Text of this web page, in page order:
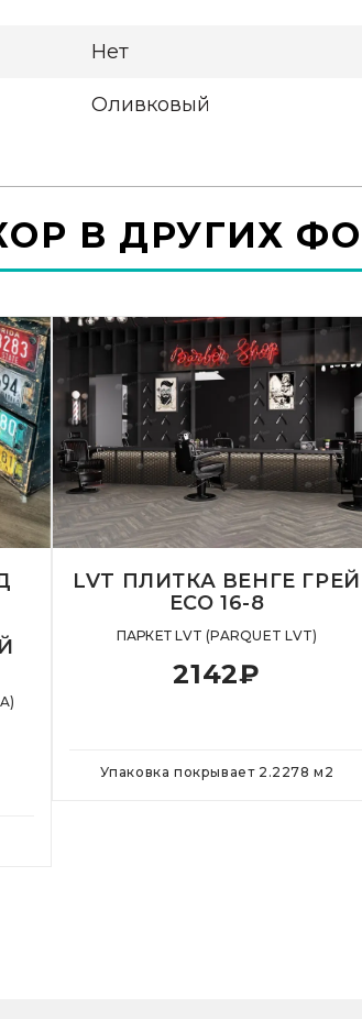
Нет
Оливковый
В ДРУГИХ
LVT ПЛИТКА ВЕНГЕ ГРЕЙ
ECO 16-8
ПАРКЕТ LVT (PARQUET LVT)
2142₽
Упаковка покрывает 2.2278 м 2